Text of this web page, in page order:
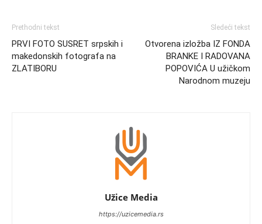
Prethodni tekst
PRVI FOTO SUSRET srpskih i
makedonskih fotografa na
ZLATIBORU
Sledeći tekst
Otvorena izložba IZ FONDA
BRANKE I RADOVANA
POPOVIĆA U užičkom
Narodnom muzeju
Užice Media
https://uzicemedia.rs